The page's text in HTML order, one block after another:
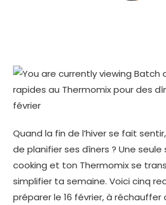
Quand la fin de l’hiver se fait
de planifier ses dîners ? Une
cooking et ton Thermomix se
simplifier ta semaine. Voici cinq
préparer le 16 février, à réchauffer